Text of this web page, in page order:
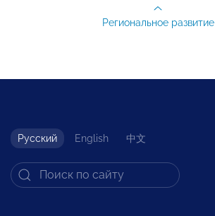
Региональное развитие
Русский English 中文